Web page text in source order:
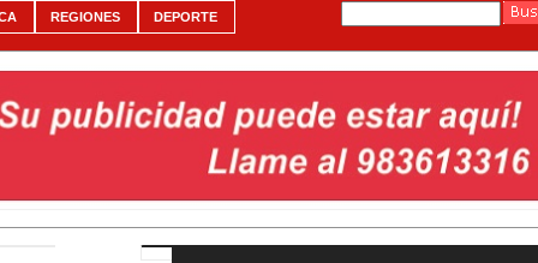
REGIONES
DEPORTE